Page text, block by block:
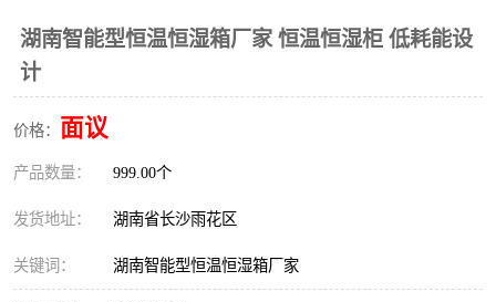
湖南智能型恒温恒湿箱厂家 恒温恒湿柜 低耗能设
计
价格： 面议
产品数量： 999.00个
发货地址： 湖南省长沙雨花区
关键词： 湖南智能型恒温恒湿箱厂家